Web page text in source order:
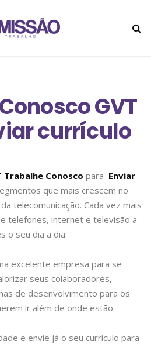
GVT
currículo
Trabalhe Conosco para Enviar
que mais crescem no
telecomunicação. Cada vez mais
telefones, internet e televisão a
o seu dia a dia.
excelente empresa para se
seus colaboradores,
de desenvolvimento para os
ir além de onde estão.
e envie já o seu currículo para